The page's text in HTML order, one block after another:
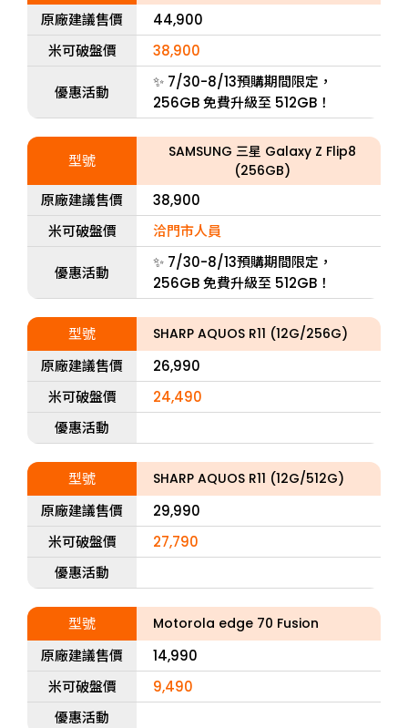
原廠建議售價
44,900
米可破盤價
38,900
優惠活動
✨ 7/30-8/13預購期間限定，
256GB 免費升級至 512GB！
型號
SAMSUNG 三星 Galaxy Z Flip8
(256GB)
原廠建議售價
38,900
米可破盤價
洽門市人員
優惠活動
✨ 7/30-8/13預購期間限定，
256GB 免費升級至 512GB！
型號 SHARP AQUOS R11 (12G/256G)
原廠建議售價
26,990
米可破盤價
24,490
優惠活動
型號 SHARP AQUOS R11 (12G/512G)
原廠建議售價
29,990
米可破盤價
27,790
優惠活動
型號 Motorola edge 70 Fusion
原廠建議售價
14,990
米可破盤價
9,490
優惠活動